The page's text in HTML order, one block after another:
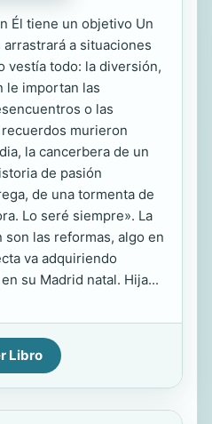
Él tiene un objetivo Un
a situaciones
vestía todo: la diversión,
le importan las
o las
murieron
la cancerbera de un
de pasión
de una tormenta de
Lo seré siempre». La
son las reformas, algo en
va adquiriendo
su Madrid natal. Hija...
Libro